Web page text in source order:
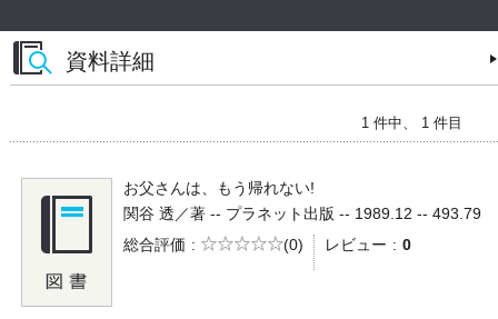
資料詳細
1 件中、 1 件目
お父さんは、もう帰れない!
関谷 透／著 -- プラネット出版 -- 1989.12 -- 493.79
総合評価
5段階評価
(0) レビュー 0